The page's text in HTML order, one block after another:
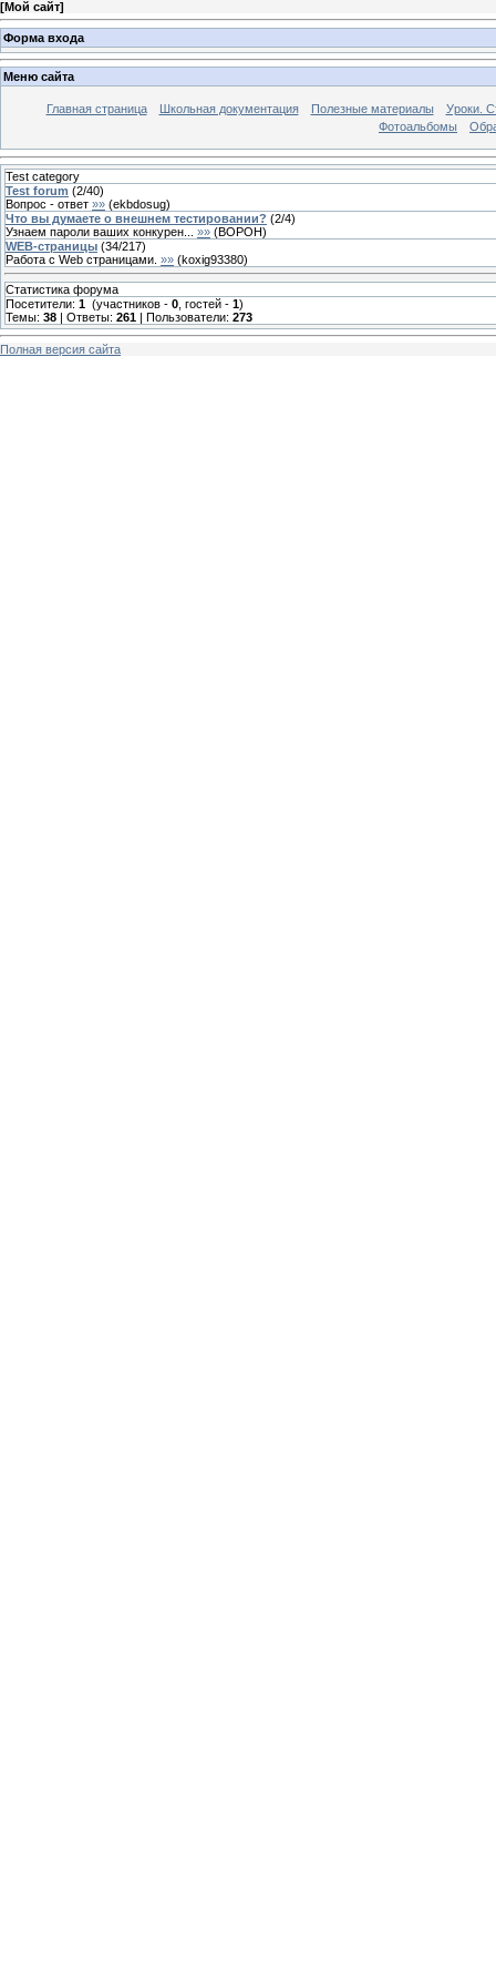
[Мой сайт]
Форма входа
Меню сайта
Главная страница Школьная документация Полезные материалы
Уроки.
Фотоальбомы
Test category
Test forum (2/40)
Вопрос - ответ »» (ekbdosug)
Что вы думаете о внешнем тестировании? (2/4)
Узнаем пароли ваших конкурен...
»» (BOPOH)
WEB-страницы (34/217)
Работа с Web страницами. »» (koxig93380)
Статистика форума
Посетители: 1 (участников - 0 , гостей - 1)
Темы: 38 | Ответы: 261 | Пользователи: 273
Полная версия сайта